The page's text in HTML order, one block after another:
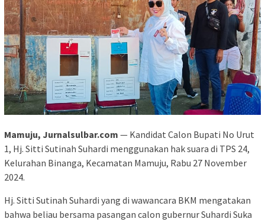
Mamuju, Jurnalsulbar.com — Kandidat Calon Bupati No Urut
1, Hj. Sitti Sutinah Suhardi menggunakan hak suara di TPS 24,
Kelurahan Binanga, Kecamatan Mamuju, Rabu 27 November
2024.
Hj. Sitti Sutinah Suhardi yang di wawancara BKM mengatakan
bahwa beliau bersama pasangan calon gubernur Suhardi Suka